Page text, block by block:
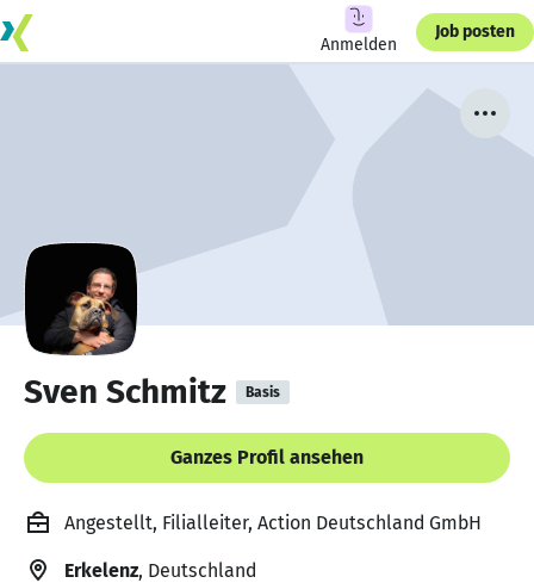
Anmelden
Job posten
Sven Schmitz Basis
Ganzes Profil ansehen
Angestellt, Filialleiter, Action Deutschland GmbH
Erkelenz, Deutschland